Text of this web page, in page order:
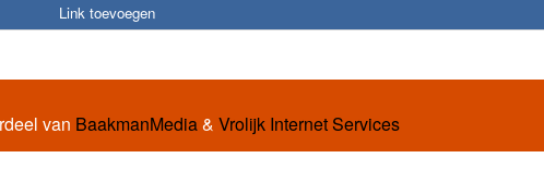
Link toevoegen
van BaakmanMedia& Vrolijk Internet Services